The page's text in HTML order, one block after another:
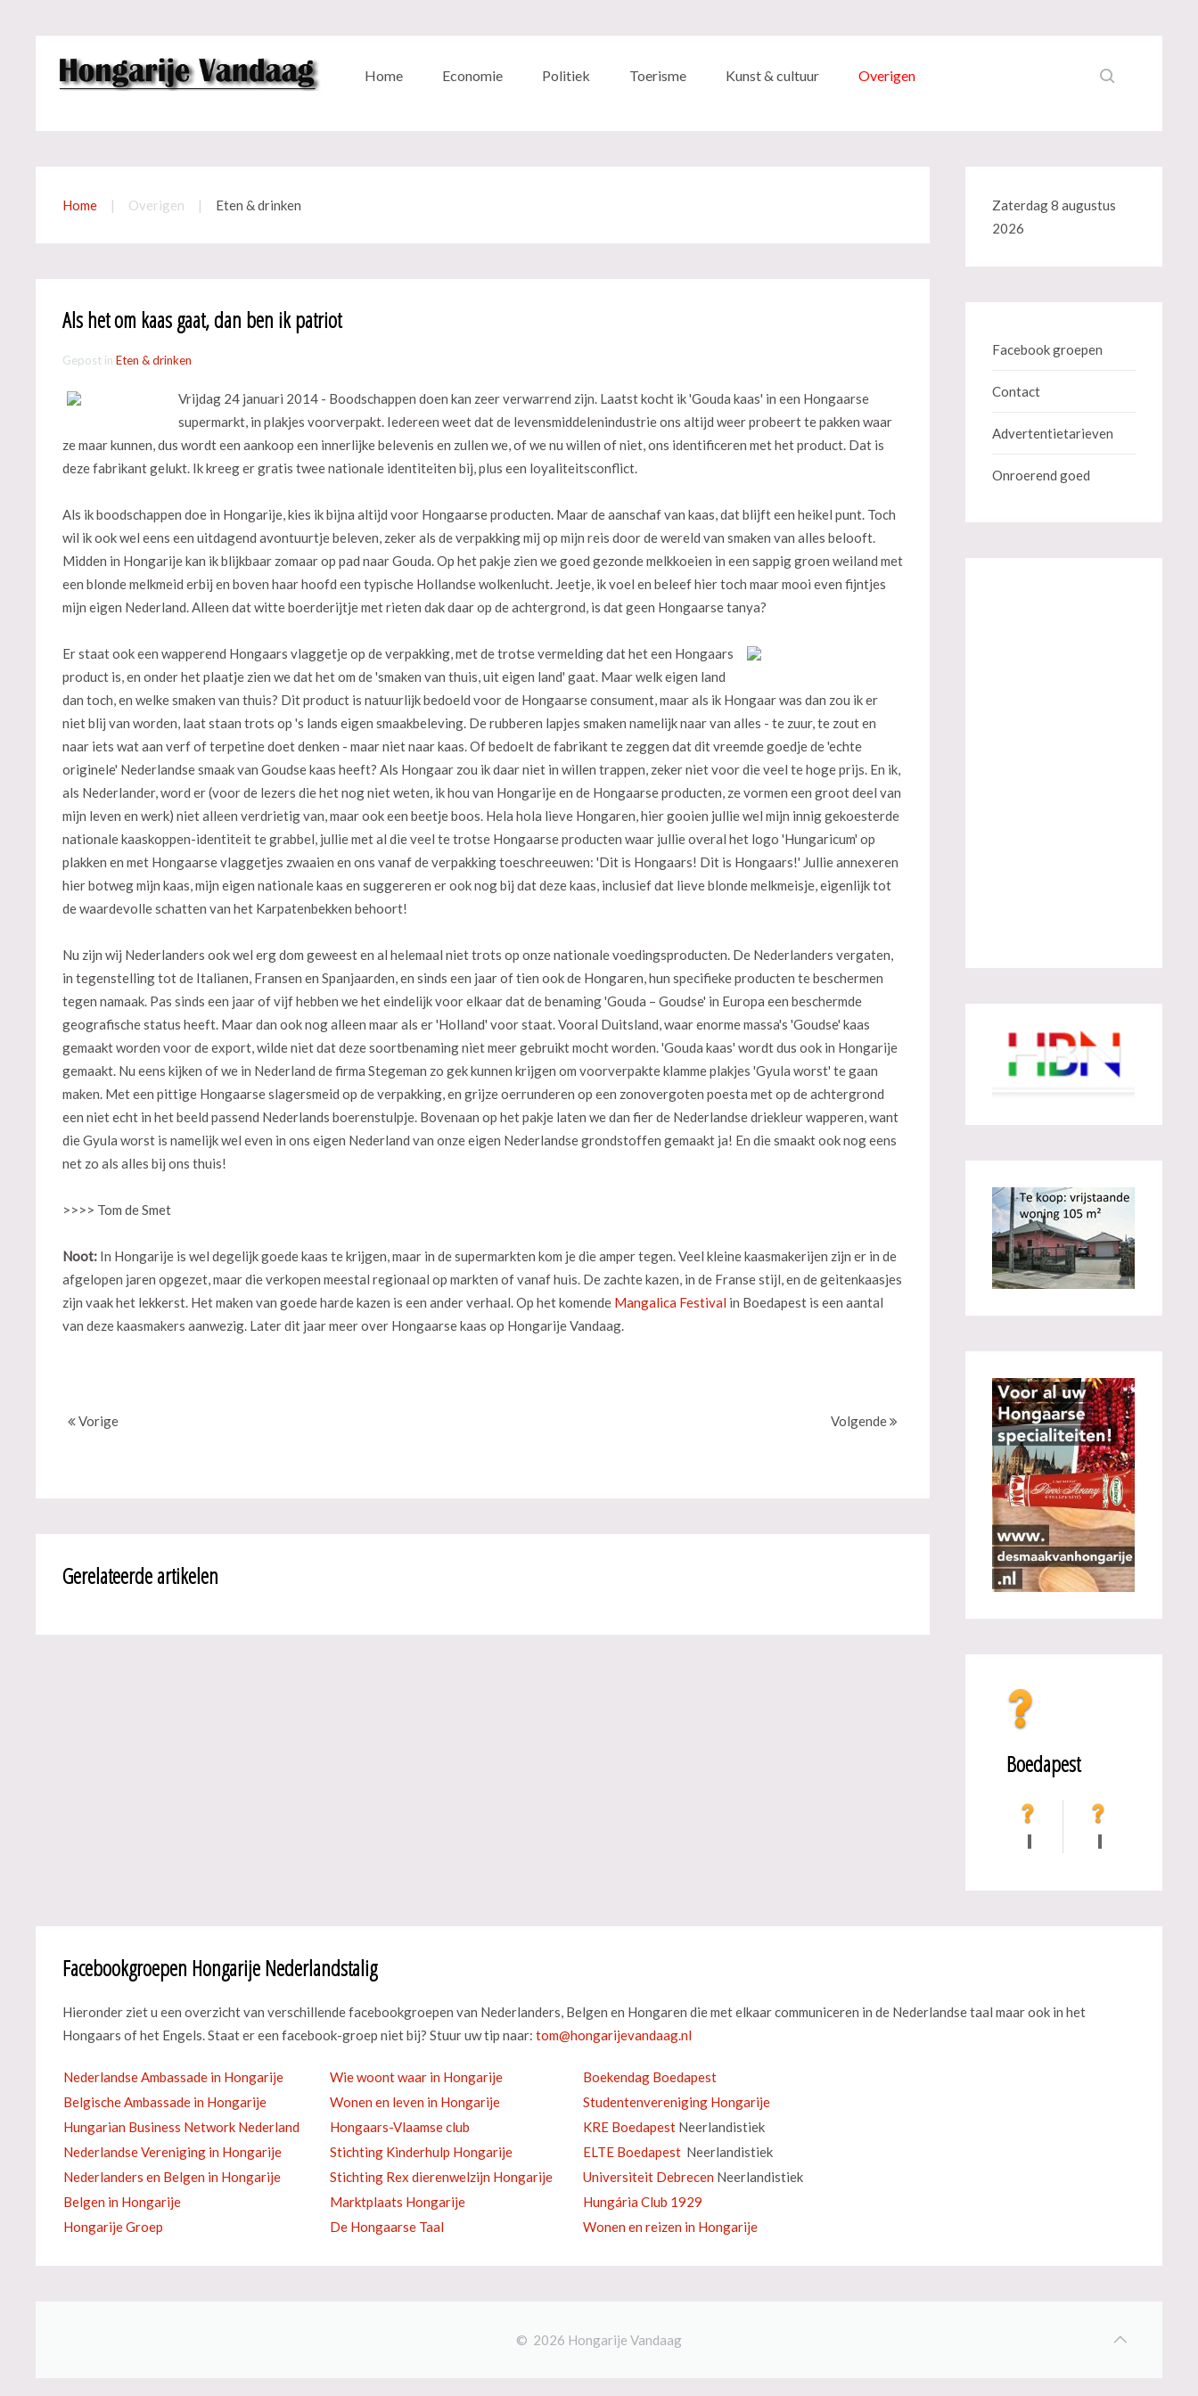
Home Economie Politiek Toerisme Kunst & cultuur Overigen
Home Overigen Eten & drinken
Als het om kaas gaat, dan ben ik patriot
Gepost in Eten & drinken
Vrijdag 24 januari 2014 - Boodschappen doen kan zeer verwarrend zijn. Laatst kocht ik 'Gouda kaas' in een Hongaarse
supermarkt, in plakjes voorverpakt. Iedereen weet dat de levensmiddelenindustrie ons altijd weer probeert te pakken waar
ze maar kunnen, dus wordt een aankoop een innerlijke belevenis en zullen we, of we nu willen of niet, ons identificeren met het product. Dat is
deze fabrikant gelukt. Ik kreeg er gratis twee nationale identiteiten bij, plus een loyaliteitsconflict.
Als ik boodschappen doe in Hongarije, kies ik bijna altijd voor Hongaarse producten. Maar de aanschaf van kaas, dat blijft een heikel punt. Toch
wil ik ook wel eens een uitdagend avontuurtje beleven, zeker als de verpakking mij op mijn reis door de wereld van smaken van alles belooft.
Midden in Hongarije kan ik blijkbaar zomaar op pad naar Gouda. Op het pakje zien we goed gezonde melkkoeien in een sappig groen weiland met
een blonde melkmeid erbij en boven haar hoofd een typische Hollandse wolkenlucht. Jeetje, ik voel en beleef hier toch maar mooi even fijntjes
mijn eigen Nederland. Alleen dat witte boerderijtje met rieten dak daar op de achtergrond, is dat geen Hongaarse tanya?
Er staat ook een wapperend Hongaars vlaggetje op de verpakking, met de trotse vermelding dat het een Hongaars
product is, en onder het plaatje zien we dat het om de 'smaken van thuis, uit eigen land' gaat. Maar welk eigen land
dan toch, en welke smaken van thuis? Dit product is natuurlijk bedoeld voor de Hongaarse consument, maar als ik Hongaar was dan zou ik er
niet blij van worden, laat staan trots op 's lands eigen smaakbeleving. De rubberen lapjes smaken namelijk naar van alles - te zuur, te zout en
naar iets wat aan verf of terpetine doet denken - maar niet naar kaas. Of bedoelt de fabrikant te zeggen dat dit vreemde goedje de 'echte
originele' Nederlandse smaak van Goudse kaas heeft? Als Hongaar zou ik daar niet in willen trappen, zeker niet voor die veel te hoge prijs. En ik,
als Nederlander, word er (voor de lezers die het nog niet weten, ik hou van Hongarije en de Hongaarse producten, ze vormen een groot deel van
mijn leven en werk) niet alleen verdrietig van, maar ook een beetje boos. Hela hola lieve Hongaren, hier gooien jullie wel mijn innig gekoesterde
nationale kaaskoppen-identiteit te grabbel, jullie met al die veel te trotse Hongaarse producten waar jullie overal het logo 'Hungaricum' op
plakken en met Hongaarse vlaggetjes zwaaien en ons vanaf de verpakking toeschreeuwen: 'Dit is Hongaars! Dit is Hongaars!' Jullie annexeren
hier botweg mijn kaas, mijn eigen nationale kaas en suggereren er ook nog bij dat deze kaas, inclusief dat lieve blonde melkmeisje, eigenlijk tot
de waardevolle schatten van het Karpatenbekken behoort!
Nu zijn wij Nederlanders ook wel erg dom geweest en al helemaal niet trots op onze nationale voedingsproducten. De Nederlanders vergaten,
in tegenstelling tot de Italianen, Fransen en Spanjaarden, en sinds een jaar of tien ook de Hongaren, hun specifieke producten te beschermen
tegen namaak. Pas sinds een jaar of vijf hebben we het eindelijk voor elkaar dat de benaming 'Gouda – Goudse' in Europa een beschermde
geografische status heeft. Maar dan ook nog alleen maar als er 'Holland' voor staat. Vooral Duitsland, waar enorme massa's 'Goudse' kaas
gemaakt worden voor de export, wilde niet dat deze soortbenaming niet meer gebruikt mocht worden. 'Gouda kaas' wordt dus ook in Hongarije
gemaakt. Nu eens kijken of we in Nederland de firma Stegeman zo gek kunnen krijgen om voorverpakte klamme plakjes 'Gyula worst' te gaan
maken. Met een pittige Hongaarse slagersmeid op de verpakking, en grijze oerrunderen op een zonovergoten poesta met op de achtergrond
een niet echt in het beeld passend Nederlands boerenstulpje. Bovenaan op het pakje laten we dan fier de Nederlandse driekleur wapperen, want
die Gyula worst is namelijk wel even in ons eigen Nederland van onze eigen Nederlandse grondstoffen gemaakt ja! En die smaakt ook nog eens
net zo als alles bij ons thuis!
>>>> Tom de Smet
Noot: In Hongarije is wel degelijk goede kaas te krijgen, maar in de supermarkten kom je die amper tegen. Veel kleine kaasmakerijen zijn er in de
afgelopen jaren opgezet, maar die verkopen meestal regionaal op markten of vanaf huis. De zachte kazen, in de Franse stijl, en de geitenkaasjes
zijn vaak het lekkerst. Het maken van goede harde kazen is een ander verhaal. Op het komende Mangalica Festival in Boedapest is een aantal
van deze kaasmakers aanwezig. Later dit jaar meer over Hongaarse kaas op Hongarije Vandaag.
Vorige Volgende
Gerelateerde artikelen
Zaterdag 8 augustus
2026
Facebook groepen
Contact
Advertentietarieven
Onroerend goed
Boedapest
Facebookgroepen Hongarije Nederlandstalig
Hieronder ziet u een overzicht van verschillende facebookgroepen van Nederlanders, Belgen en Hongaren die met elkaar communiceren in de Nederlandse taal maar ook in het
Hongaars of het Engels. Staat er een facebook-groep niet bij? Stuur uw tip naar:
Nederlandse Ambassade in Hongarije Wie woont waar in Hongarije
Boekendag Boedapest
Belgische Ambassade in Hongarije
Wonen en leven in Hongarije
Studentenvereniging Hongarije
Hungarian Business Network Nederland
Hongaars-Vlaamse club KRE Boedapest Neerlandistiek
Nederlandse Vereniging in Hongarije
Stichting Kinderhulp Hongarije ELTE Boedapest Neerlandistiek
Nederlanders en Belgen in Hongarije
Stichting Rex dierenwelzijn Hongarije Universiteit Debrecen Neerlandistiek
Belgen in Hongarije
Marktplaats Hongarije
Hungária Club 1929
Hongarije Groep
De Hongaarse Taal Wonen en reizen in Hongarije
© 2026 Hongarije Vandaag